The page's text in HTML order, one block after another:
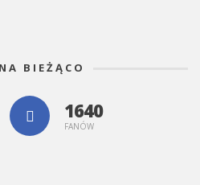
BIEŻĄCO
1640
FANÓW